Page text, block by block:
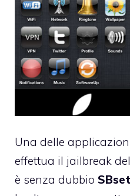
Una delle
effettua il jailbreak
è senza dubbio